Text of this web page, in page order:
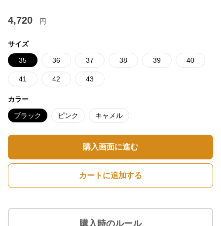
4,720 円
サイズ
35 36 37 38 39 40
41 42 43
カラー
ブラック ピンク キャメル
購入画面に進む
カートに追加する
購入時のルール